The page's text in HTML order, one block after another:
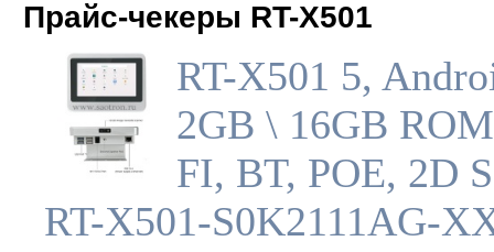
Прайс-чекеры RT-X501
RT-X501 5,
2GB \ 16GB
FI, BT, POE, 2D
RT-X501-S0K2111AG-